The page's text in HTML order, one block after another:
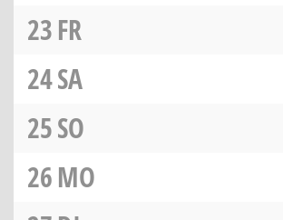
23FR
24SA
25SO
26MO